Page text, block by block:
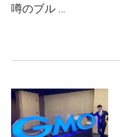
噂のブル …